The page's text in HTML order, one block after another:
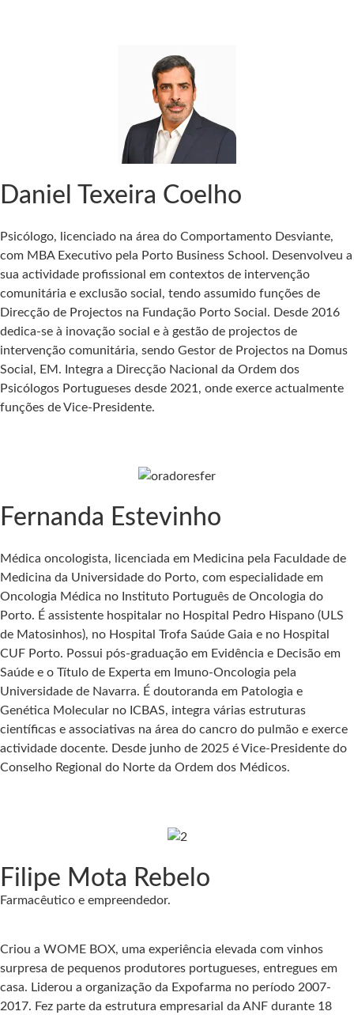
Daniel Texeira Coelho
Psicólogo, licenciado na área do Comportamento Desviante,
com MBA Executivo pela Porto Business School. Desenvolveu a
sua actividade profissional em contextos de intervenção
comunitária e exclusão social, tendo assumido funções de
Direcção de Projectos na Fundação Porto Social. Desde 2016
dedica-se à inovação social e à gestão de projectos de
intervenção comunitária, sendo Gestor de Projectos na Domus
Social, EM. Integra a Direcção Nacional da Ordem dos
Psicólogos Portugueses desde 2021, onde exerce actualmente
funções de Vice-Presidente.
Fernanda Estevinho
Médica oncologista, licenciada em Medicina pela Faculdade de
Medicina da Universidade do Porto, com especialidade em
Oncologia Médica no Instituto Português de Oncologia do
Porto. É assistente hospitalar no Hospital Pedro Hispano (ULS
de Matosinhos), no Hospital Trofa Saúde Gaia e no Hospital
CUF Porto. Possui pós-graduação em Evidência e Decisão em
Saúde e o Título de Experta em Imuno-Oncologia pela
Universidade de Navarra. É doutoranda em Patologia e
Genética Molecular no ICBAS, integra várias estruturas
científicas e associativas na área do cancro do pulmão e exerce
actividade docente. Desde junho de 2025 é Vice-Presidente do
Conselho Regional do Norte da Ordem dos Médicos.
Filipe Mota Rebelo
Farmacêutico e empreendedor.​
Criou a WOME BOX, uma experiência elevada com vinhos
surpresa de pequenos produtores portugueses, entregues em
casa.​ Liderou a organização da Expofarma no período 2007-
2017.​ Fez parte da estrutura empresarial da ANF durante 18